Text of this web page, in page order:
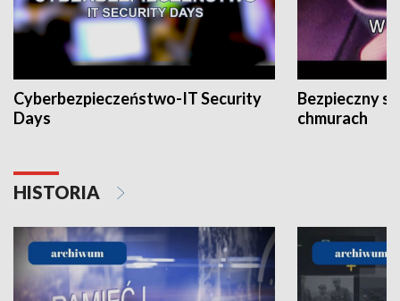
Cyberbezpieczeństwo-IT Security
Days
Bezpieczny
chmurach
HISTORIA